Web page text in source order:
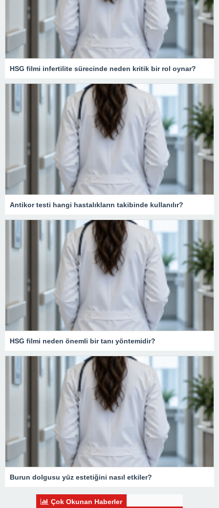
HSG filmi infertilite sürecinde neden kritik bir rol oynar?
Antikor testi hangi hastalıkların takibinde kullanılır?
HSG filmi neden önemli bir tanı yöntemidir?
Burun dolgusu yüz estetiğini nasıl etkiler?
Çok Okunan Haberler